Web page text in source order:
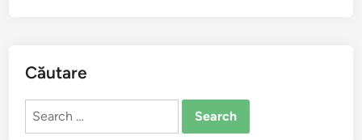
Căutare
Search